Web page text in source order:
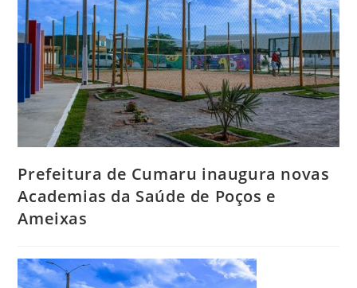
Prefeitura de Cumaru inaugura novas
Academias da Saúde de Poços e
Ameixas